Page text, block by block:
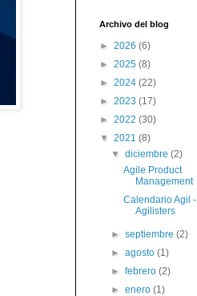
Archivo del blog
► 2026 (6)
► 2025 (8)
► 2024 (22)
► 2023 (17)
► 2022 (30)
▼ 2021 (8)
▼diciembre(2)
Agile Product
Management
Calendario Agil -
Agilisters
►septiembre(2)
►agosto(1)
►febrero(2)
►enero(1)